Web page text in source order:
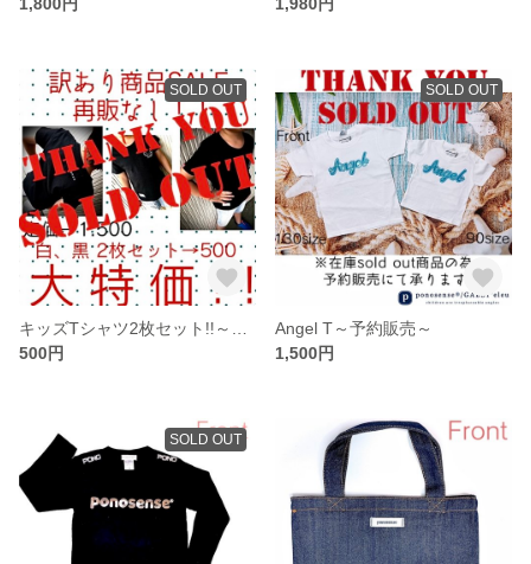
SOLD OUT
500円
SOLD OUT
Angel T～予約販売～
1,500円
SOLD OUT